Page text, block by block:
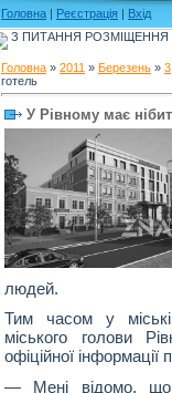
Головна | Реєстрація | Вхід
З ПИТАННЯ РОЗМІЩЕННЯ
Головна » 2011 » Березень » 3
готель
У Рівному має
людей.
Тим часом у
міського голови
офіційної інформації
— Мені відомо, що